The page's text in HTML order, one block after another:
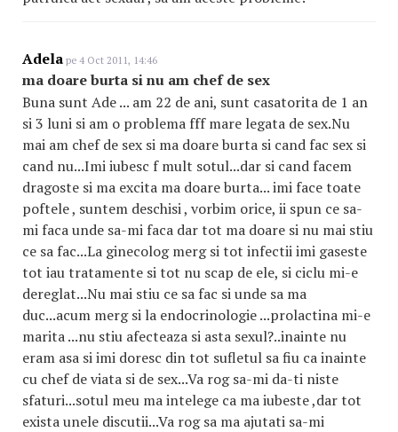
Adela pe 4 Oct 2011, 14:46
ma doare burta si nu am chef de sex
Buna sunt Ade ... am 22 de ani, sunt casatorita de 1 an
si 3 luni si am o problema fff mare legata de sex.Nu
mai am chef de sex si ma doare burta si cand fac sex si
cand nu...Imi iubesc f mult sotul...dar si cand facem
dragoste si ma excita ma doare burta... imi face toate
poftele , suntem deschisi , vorbim orice, ii spun ce sa-
mi faca unde sa-mi faca dar tot ma doare si nu mai stiu
ce sa fac...La ginecolog merg si tot infectii imi gaseste
tot iau tratamente si tot nu scap de ele, si ciclu mi-e
dereglat...Nu mai stiu ce sa fac si unde sa ma
duc...acum merg si la endocrinologie ...prolactina mi-e
marita ...nu stiu afecteaza si asta sexul?..inainte nu
eram asa si imi doresc din tot sufletul sa fiu ca inainte
cu chef de viata si de sex...Va rog sa-mi da-ti niste
sfaturi...sotul meu ma intelege ca ma iubeste ,dar tot
exista unele discutii...Va rog sa ma ajutati sa-mi